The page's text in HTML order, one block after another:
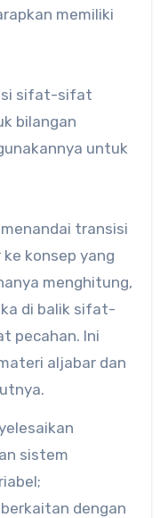
memiliki
sifat-sifat
bilangan
untuk
menandai transisi
konsep yang
menghitung,
di balik sifat-
pecahan. Ini
aljabar dan
sistem
dengan